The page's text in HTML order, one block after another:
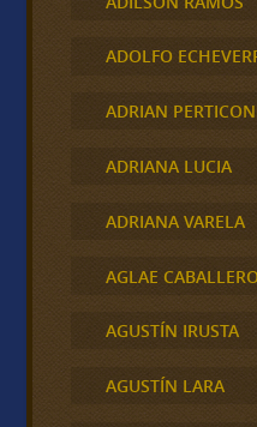
ADOLFO
ADRIAN
ADRIANA LUCIA
ADRIANA VARELA
AGLAE CABALLERO
AGUSTÍN IRUSTA
AGUSTÍN LARA